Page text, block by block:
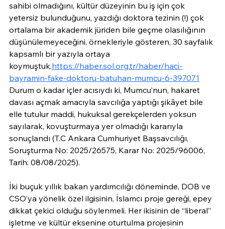
sahibi olmadığını, kültür düzeyinin bu iş için çok
yetersiz bulunduğunu, yazdığı doktora tezinin (!) çok
ortalama bir akademik jüriden bile geçme olasılığının
düşünülemeyeceğini, örnekleriyle gösteren, 30 sayfalık
kapsamlı bir yazıyla ortaya
koymuştuk.https://haber.sol.org.tr/haber/haci-
bayramin-fake-doktoru-batuhan-mumcu-6-397071
Durum o kadar içler acısıydı ki, Mumcu’nun, hakaret
davası açmak amacıyla savcılığa yaptığı şikâyet bile
elle tutulur maddi, hukuksal gerekçelerden yoksun
sayılarak, kovuşturmaya yer olmadığı kararıyla
sonuçlandı (T.C Ankara Cumhuriyet Başsavcılığı,
Soruşturma No: 2025/26575, Karar No: 2025/96006,
Tarih: 08/08/2025).
İki buçuk yıllık bakan yardımcılığı döneminde, DOB ve
CSO’ya yönelik özel ilgisinin, İslamcı proje gereği, epey
dikkat çekici olduğu söylenmeli. Her ikisinin de “liberal”
işletme ve kültür eksenine oturtulma projesinin